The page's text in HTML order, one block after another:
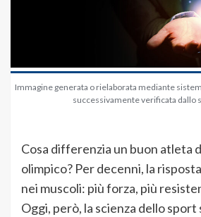
Immagine generata o rielaborata mediante
successivamente verificata dallo
Cosa differenzia un buon atleta
olimpico? Per decenni, la
nei muscoli: più forza, più
Oggi, però, la scienza dello